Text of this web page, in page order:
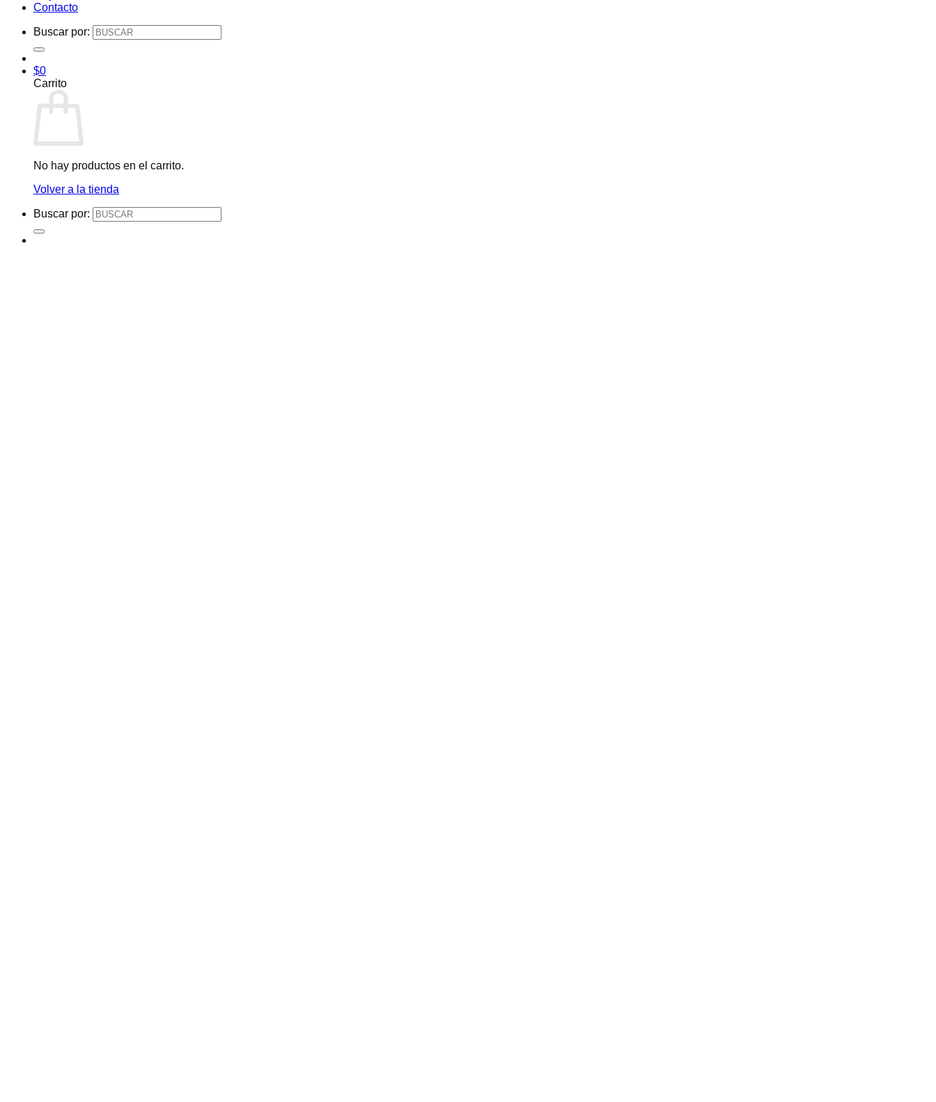
Contacto
Buscar por:
$0
Carrito
No hay productos en el carrito.
Volver a la tienda
Buscar por: